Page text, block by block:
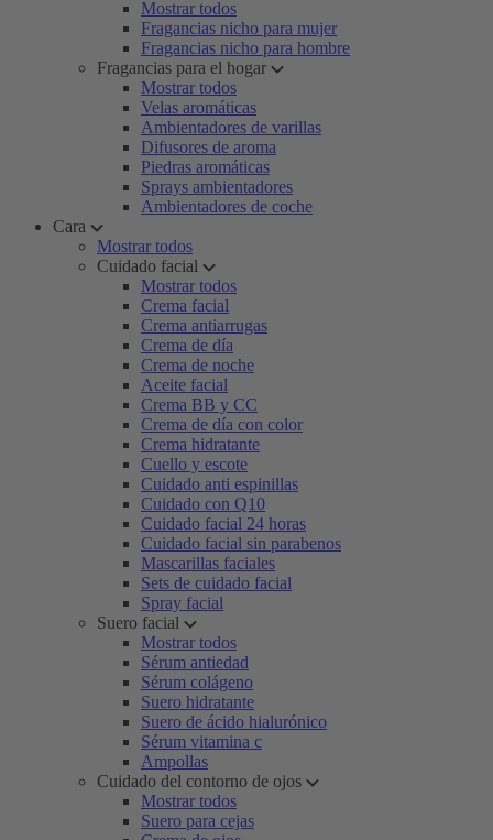
Mostrar todos
Fragancias nicho para mujer
Fragancias nicho para hombre
Fragancias para el hogar
Mostrar todos
Velas aromáticas
Ambientadores de varillas
Difusores de aroma
Piedras aromáticas
Sprays ambientadores
Ambientadores de coche
Cara
Mostrar todos
Cuidado facial
Mostrar todos
Crema facial
Crema antiarrugas
Crema de día
Crema de noche
Aceite facial
Crema BB y CC
Crema de día con color
Crema hidratante
Cuello y escote
Cuidado anti espinillas
Cuidado con Q10
Cuidado facial 24 horas
Cuidado facial sin parabenos
Mascarillas faciales
Sets de cuidado facial
Spray facial
Suero facial
Mostrar todos
Sérum antiedad
Sérum colágeno
Suero hidratante
Suero de ácido hialurónico
Sérum vitamina c
Ampollas
Cuidado del contorno de ojos
Mostrar todos
Suero para cejas